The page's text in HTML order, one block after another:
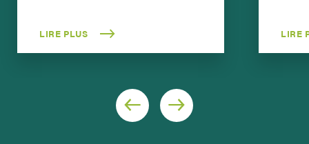
LIRE PLUS LIRE